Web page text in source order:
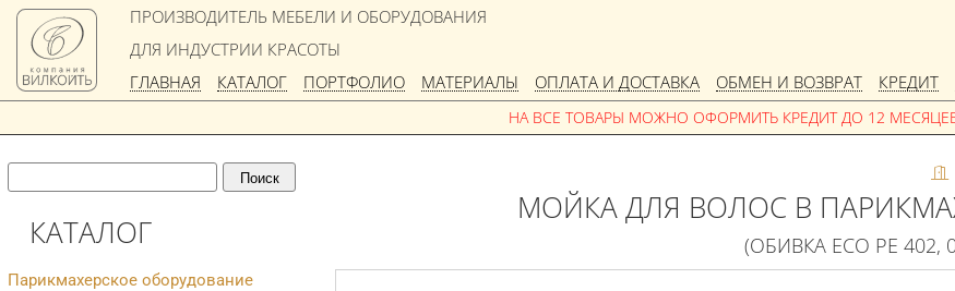
ПРОИЗВОДИТЕЛЬ МЕБЕЛИ И ОБОРУДОВАНИЯ
ДЛЯ ИНДУСТРИИ КРАСОТЫ
ГЛАВНАЯ
КАТАЛОГ ПОРТФОЛИО МАТЕРИАЛЫ ОПЛАТА И ДОСТАВКА ОБМЕН И ВОЗВРАТ КРЕДИТ
МОЙКА ДЛЯ ВОЛОС В
(ОБИВКА ECO PE 402,
КАТАЛОГ
Парикмахерское оборудование